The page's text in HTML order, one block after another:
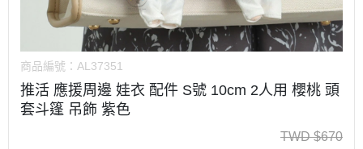
商品編號： AL37351
推活 應援周邊 娃衣 配件 S號 10cm 2人用 櫻桃 頭
套斗篷 吊飾 紫色
TWD $670